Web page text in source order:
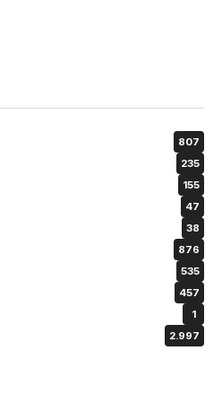
807
235
155
47
38
876
535
457
1
2.997